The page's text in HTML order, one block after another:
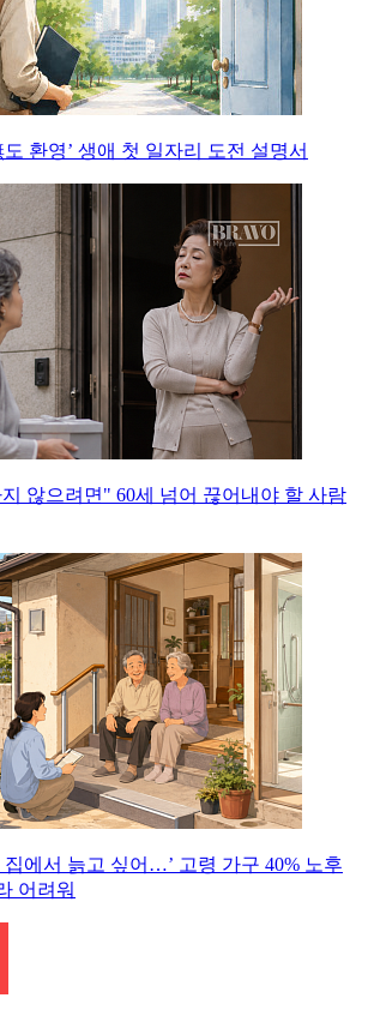
도 환영’ 생애 첫 일자리 도전 설명서
않으려면" 60세 넘어 끊어내야 할 사람
집에서 늙고 싶어…’ 고령 가구 40% 노후
어려워